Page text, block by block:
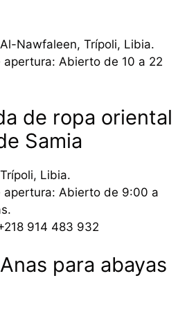
Nawfaleen, Trípoli, Libia.
apertura: Abierto de 10 a 22
de ropa oriental
Samia
Libia.
apertura: Abierto de 9:00 a
914 483 932
para abayas